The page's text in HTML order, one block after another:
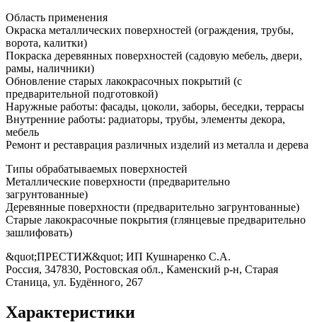
Область применения
Окраска металлических поверхностей (ограждения, трубы,
ворота, калитки)
Покраска деревянных поверхностей (садовую мебель, двери,
рамы, наличники)
Обновление старых лакокрасочных покрытий (с
предварительной подготовкой)
Наружные работы: фасады, цоколи, заборы, беседки, террасы
Внутренние работы: радиаторы, трубы, элементы декора,
мебель
Ремонт и реставрация различных изделий из металла и дерева
Типы обрабатываемых поверхностей
Металлические поверхности (предварительно
загрунтованные)
Деревянные поверхности (предварительно загрунтованные)
Старые лакокрасочные покрытия (глянцевые предварительно
зашлифовать)
&quot;ПРЕСТИЖ&quot; ИП Кушнаренко С.А.
Россия, 347830, Ростовская обл., Каменский р-н, Старая
Станица, ул. Будённого, 267
Характеристики